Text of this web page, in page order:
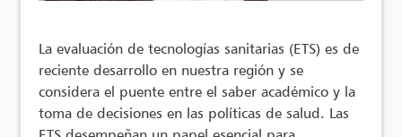
La evaluación de tecnologías sanitarias (ETS) es de
reciente desarrollo en nuestra región y se
considera el puente entre el saber académico y la
toma de decisiones en las políticas de salud. Las